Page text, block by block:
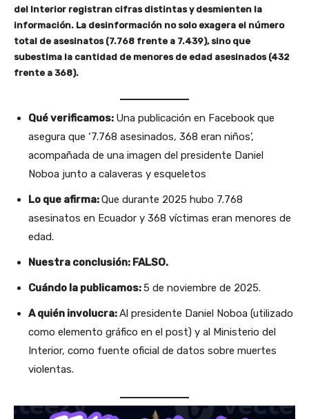
del Interior registran cifras distintas y desmienten la
información. La desinformación no solo exagera el número
total de asesinatos (7.768 frente a 7.439), sino que
subestima la cantidad de menores de edad asesinados (432
frente a 368).
Qué verificamos: Una publicación en Facebook que
asegura que ‘7.768 asesinados, 368 eran niños’,
acompañada de una imagen del presidente Daniel
Noboa junto a calaveras y esqueletos
Lo que afirma:Que durante 2025 hubo 7.768
asesinatos en Ecuador y 368 víctimas eran menores de
edad.
Nuestra conclusión: FALSO.
Cuándo la publicamos:5 de noviembre de 2025.
A quién involucra:Al presidente Daniel Noboa (utilizado
como elemento gráfico en el post) y al Ministerio del
Interior, como fuente oficial de datos sobre muertes
violentas.